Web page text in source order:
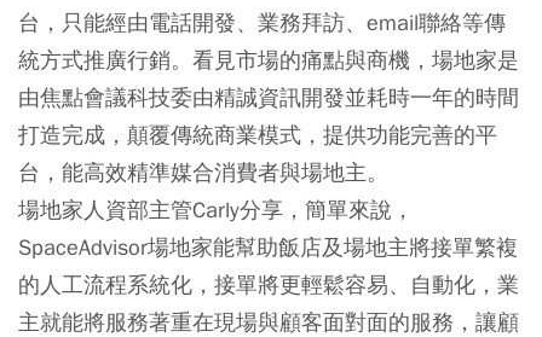
台，只能經由電話開發、業務拜訪、email聯絡等傳
統方式推廣行銷。看見市場的痛點與商機，場地家是
由焦點會議科技委由精誠資訊開發並耗時一年的時間
打造完成，顛覆傳統商業模式，提供功能完善的平
台，能高效精準媒合消費者與場地主。
場地家人資部主管Carly分享，簡單來說，
SpaceAdvisor場地家能幫助飯店及場地主將接單繁複
的人工流程系統化，接單將更輕鬆容易、自動化，業
主就能將服務著重在現場與顧客面對面的服務，讓顧